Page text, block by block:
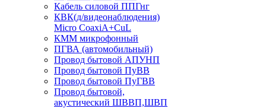
Кабель силовой ППГнг
КВК(д/видеонаблюдения)
Micro CoaxiA+CuL
КММ микрофонный
ПГВА (автомобильный)
Провод бытовой АПУНП
Провод бытовой ПуВВ
Провод бытовой ПуГВВ
Провод бытовой,
акустический ШВВП,ШВП